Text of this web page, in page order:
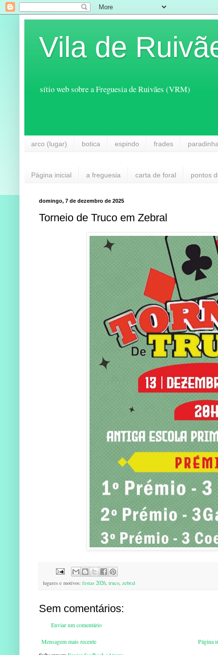
Vila de
sítio web sobre a Freguesia de Ruivães (VRM)
arco (lugar) botica espindo frades
Página inicial a freguesia carta de foral pontos
domingo, 7 de dezembro de 2025
Torneio de Truco em Zebral
lugares e motivos: festas 2026, truco, zebral
Sem comentários:
Enviar um comentário
Mensagem mais recente
Página